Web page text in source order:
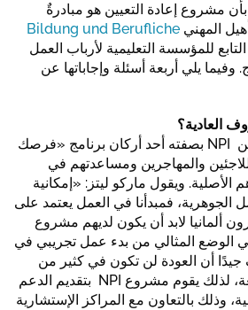
مشروع إعادة التعيين هو مبادرةٌ
المهني Bildung und Berufliche
) التابع للمؤسسة التعليمية لأرباب العمل
وفيما يلي أربعة أسئلة وإجاباتها عن
يقوم مشروع إعادة التعيين NPI بصفته أحد أركان برنامج «فرصك
والمهاجرين ومساعدتهم في
الأصلية. ويقول ماركو ليتز: «إمكانية
الجوهرية، فمبدأنا في العمل يعتمد على
ألمانيا لابد أن يكون لديهم مشروع
الوضع المثالي من بدء عمل تجريبي في
جيدًا أن العودة لن تكون في كثير من
الحالات بالسهولة المتوقعة، لذلك يقوم مشروع NPI بتقديم الدعم
وذلك بالتعاون مع المراكز الإستشارية